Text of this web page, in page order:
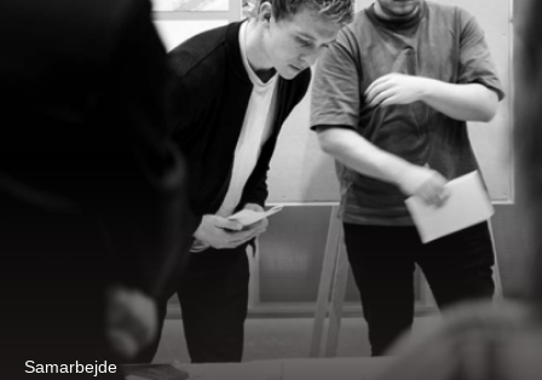
Samarbejde